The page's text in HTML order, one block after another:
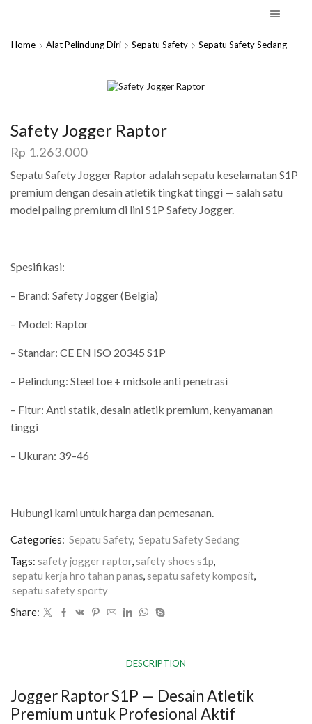
Home Alat Pelindung Diri Sepatu Safety Sepatu Safety Sedang
Safety Jogger Raptor
Rp 1.263.000
Sepatu Safety Jogger Raptor adalah sepatu keselamatan S1P
premium dengan desain atletik tingkat tinggi — salah satu
model paling premium di lini S1P Safety Jogger.
Spesifikasi:
– Brand: Safety Jogger (Belgia)
– Model: Raptor
– Standar: CE EN ISO 20345 S1P
– Pelindung: Steel toe + midsole anti penetrasi
– Fitur: Anti statik, desain atletik premium, kenyamanan
tinggi
– Ukuran: 39–46
Hubungi kami untuk harga dan pemesanan.
Categories: Sepatu Safety, Sepatu Safety Sedang
Tags: safety jogger raptor,safety shoes s1p,
sepatu kerja hro tahan panas,sepatu safety komposit,
sepatu safety sporty
Share:
DESCRIPTION
Jogger Raptor S1P — Desain Atletik
Premium untuk Profesional Aktif